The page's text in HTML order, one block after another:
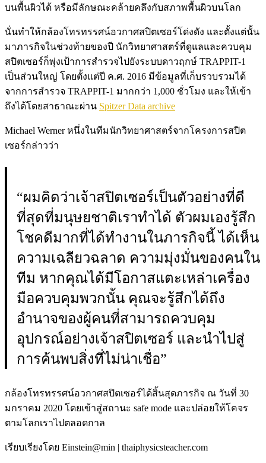
บนพื้นผิวได้ หรือมีลักษณะคล้ายคลึงกับสภาพพื้นผิวบนโลก
นั่นทำให้กล้องโทรทรรศน์อวกาศสปิตเซอร์โด่งดัง และตั้งแต่นั้น
มาภารกิจในช่วงท้ายของปี นักวิทยาศาสตร์ที่ดูแลและควบคุม
สปิตเซอร์ก็พุ่งเป้าการสำรวจไปยังระบบดาวฤกษ์ TRAPPIT-1
เป็นส่วนใหญ่ โดยตั้งแต่ปี ค.ศ. 2016 มีข้อมูลที่เก็บรวบรวมได้
จากการสำรวจ TRAPPIT-1 มากกว่า 1,000 ชั่วโมง และให้เข้า
ถึงได้โดยสาธาณะผ่าน Spitzer Data archive
Michael Werner หนึ่งในทีมนักวิทยาศาสตร์จากโครงการสปิต
เซอร์กล่าวว่า
“ผมคิดว่าเจ้าสปิตเซอร์เป็นตัวอย่างที่ดี
ที่สุดที่มนุษยชาติเราทำได้ ตัวผมเองรู้สึก
โชคดีมากที่ได้ทำงานในภารกิจนี้ ได้เห็น
ความเฉลียวฉลาด ความมุ่งมั่นของคนใน
ทีม หากคุณได้มีโอกาสแตะเหล่าเครื่อง
มือควบคุมพวกนั้น คุณจะรู้สึกได้ถึง
อำนาจของผู้คนที่สามารถควบคุม
อุปกรณ์อย่างเจ้าสปิตเซอร์ และนำไปสู่
การค้นพบสิ่งที่ไม่น่าเชื่อ”
กล้องโทรทรรศน์อวกาศสปิตเซอร์ได้สิ้นสุดภารกิจ ณ วันที่ 30
มกราคม 2020 โดยเข้าสู่สถานะ safe mode และปล่อยให้โคจร
ตามโลกเราไปตลอดกาล
เรียบเรียงโดย Einstein@min | thaiphysicsteacher.com